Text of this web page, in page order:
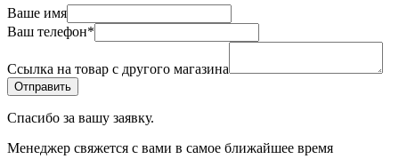
Ваше имя
Ваш телефон*
Ссылка на товар с другого магазина
Спасибо за вашу заявку.
Менеджер свяжется с вами в самое ближайшее время